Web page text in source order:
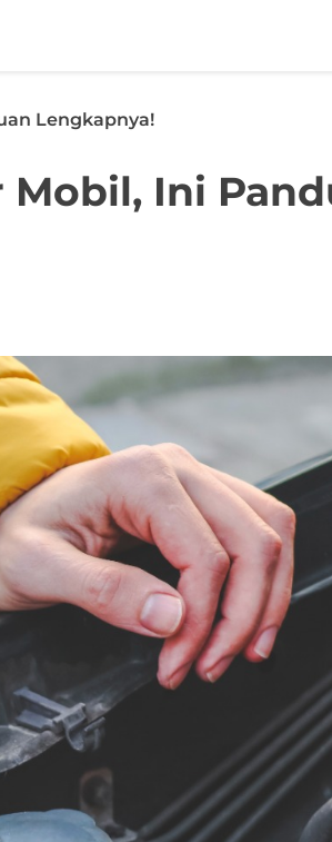
Lengkapnya!
Mobil, Ini